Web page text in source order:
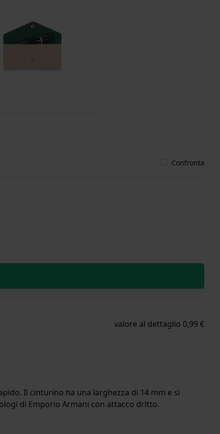
Confronta
valore al dettaglio 0,99 €
Il cinturino ha una larghezza di 14 mm e si
di Emporio Armani con attacco dritto.